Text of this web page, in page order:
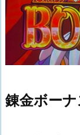
錬金ボーナ